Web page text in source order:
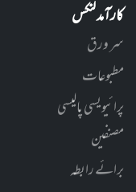
کارآمد لنکس
سر ورق
مطبوعات
پرائیویسی پالیسی
مصنفین
برائے رابطہ